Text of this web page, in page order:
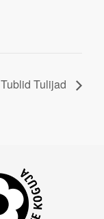
Tublid Tulijad